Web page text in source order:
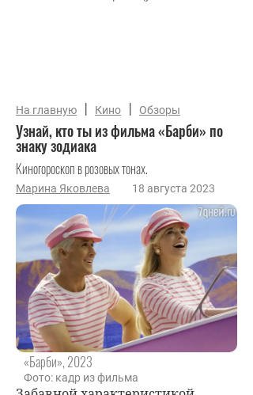
На главную | Кино | Обзоры
Узнай, кто ты из фильма «Барби» по
знаку зодиака
Киногороскоп в розовых тонах.
Марина Яковлева 18 августа 2023
«Барби», 2023
Фото: кадр из фильма